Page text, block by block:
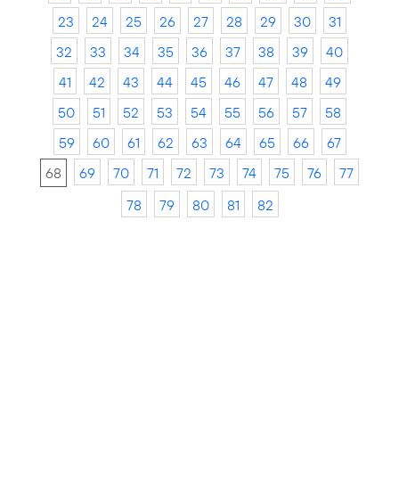
23
24 25 26 27 28 29 30
31
32
33 34 35 36 37 38 39
40
41
42 43 44 45 46 47 48
49
50
51 52 53 54 55 56 57
58
59
60 61 62 63 64 65 66
67
68
69 70 71 72 73 74 75 76
77
78
79 80 81 82